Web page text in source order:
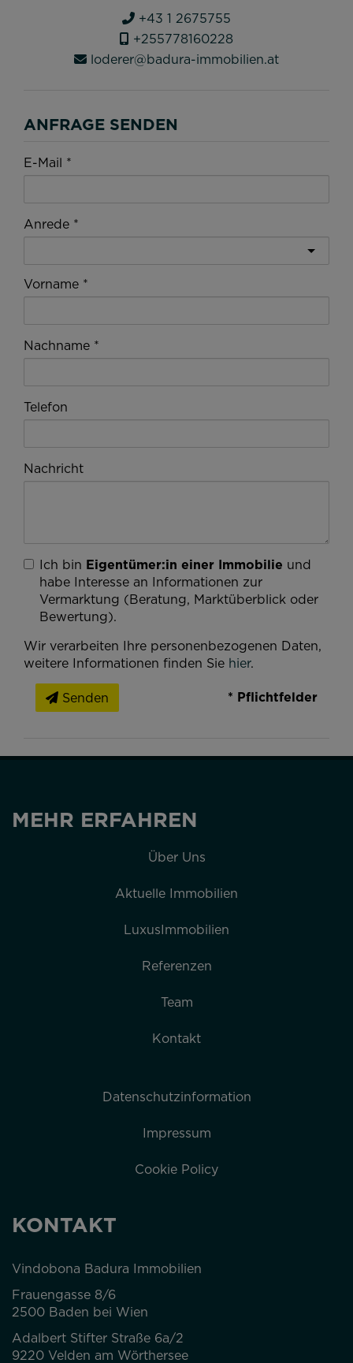
+43 1 2675755
+255778160228
loderer@badura-immobilien.at
ANFRAGE SENDEN
E-Mail
Anrede
Vorname
Nachname
Telefon
Nachricht
Ich bin Eigentümer:in einer Immobilie und
habe Interesse an Informationen zur
Vermarktung (Beratung, Marktüberblick oder
Bewertung).
Wir verarbeiten Ihre personenbezogenen Daten,
weitere Informationen finden Sie hier.
Senden
* Pflichtfelder
MEHR ERFAHREN
Über Uns
Aktuelle Immobilien
LuxusImmobilien
Referenzen
Team
Kontakt
Datenschutzinformation
Impressum
Cookie Policy
KONTAKT
Vindobona Badura Immobilien
Frauengasse 8/6
2500 Baden bei Wien
Adalbert Stifter Straße 6a/2
9220 Velden am Wörthersee